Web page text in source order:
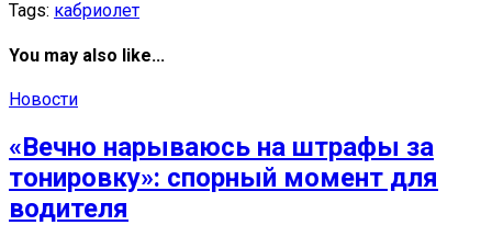
Tags: кабриолет
You may also like...
Новости
«Вечно нарываюсь на штрафы за
тонировку»: спорный момент для
водителя